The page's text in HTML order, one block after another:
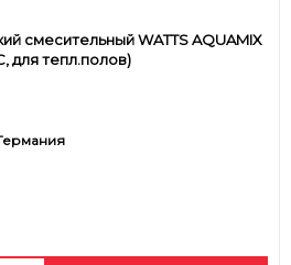
смесительный WATTS AQUAMIX
для тепл.полов)